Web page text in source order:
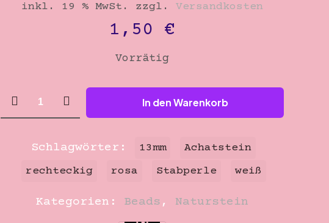
inkl. 19 % MwSt. zzgl. Versandkosten
1,50 €
Vorrätig
13mm
weiß-
rechteckig
Achatstein
In den Warenkorb
Kategorien: Beads , Naturstein
Schlagwörter: 13mm
Achatstein
rechteckig
rosa Stabperle weiß